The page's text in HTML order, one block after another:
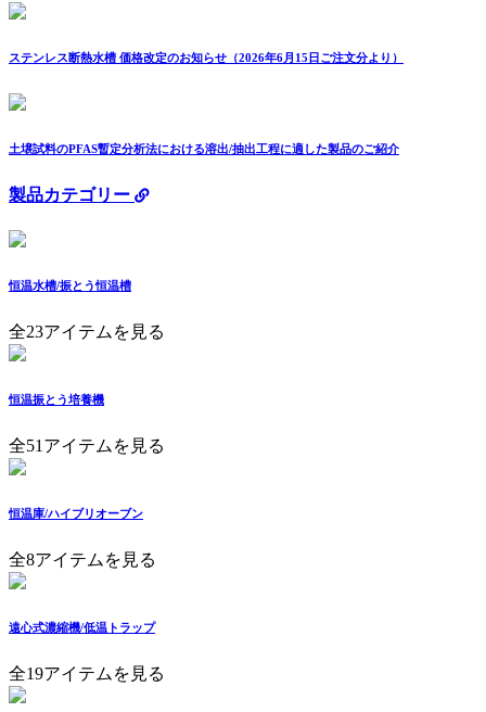
ステンレス断熱水槽 価格改定のお知らせ（2026年6月15日ご注文分より）
土壌試料のPFAS暫定分析法における溶出/抽出工程に適した製品のご紹介
製品カテゴリー
恒温水槽/振とう恒温槽
全23アイテムを見る
恒温振とう培養機
全51アイテムを見る
恒温庫/ハイブリオーブン
全8アイテムを見る
遠心式濃縮機/低温トラップ
全19アイテムを見る